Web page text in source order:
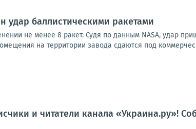
удар баллистическими ракетами
не менее 8 ракет. Судя по данным NASA, удар
на территории завода сдаются под
и читатели канала «Украина.ру»!